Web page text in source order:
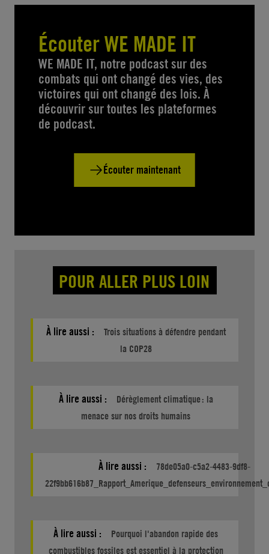
Écouter WE MADE IT
WE MADE IT, notre podcast sur des
combats qui ont changé des vies, des
victoires qui ont changé des lois. À
découvrir sur toutes les plateformes
de podcast.
Écouter maintenant
POUR ALLER PLUS LOIN
À lire aussi :
Trois situations à défendre pendant
la COP28
À lire aussi :
Dérèglement climatique : la
menace sur nos droits humains
À lire aussi :
78de05a0-c5a2-4483-9df8-
À lire aussi :
Pourquoi l'abandon rapide des
combustibles fossiles est essentiel à la protection